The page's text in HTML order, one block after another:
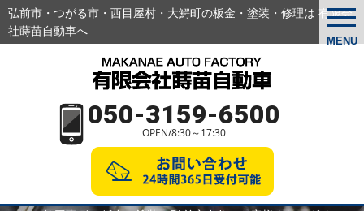
MENU
弘前市・つがる市・西目屋村・大鰐町の板金・塗装・修理は 有限会
社蒔苗自動車へ
050-3159-6500
OPEN/8:30～17:30